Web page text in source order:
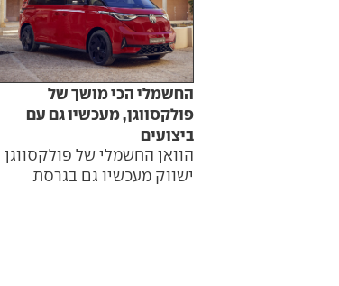
החשמלי הכי מושך של
פולקסווגן, מעכשיו גם עם
ביצועים
הוואן החשמלי של פולקסווגן
ישווק מעכשיו גם בגרסת